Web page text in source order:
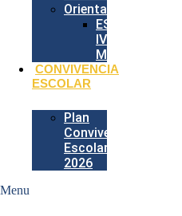
Orientación
ESPECIAL
IV
MEDIOS
CONVIVENCIA
ESCOLAR
Plan
Convivencia
Escolar
2026
Menu